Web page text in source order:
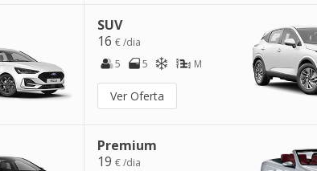
SUV
16€ /dia
5
5 M
Ver Oferta
Premium
19€ /dia